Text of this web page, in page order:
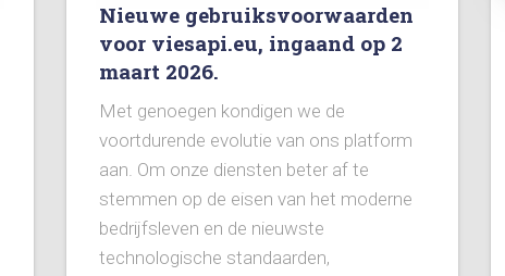
Nieuwe gebruiksvoorwaarden
voor viesapi.eu, ingaand op 2
maart 2026.
Met genoegen kondigen we de
voortdurende evolutie van ons platform
aan. Om onze diensten beter af te
stemmen op de eisen van het moderne
bedrijfsleven en de nieuwste
technologische standaarden,